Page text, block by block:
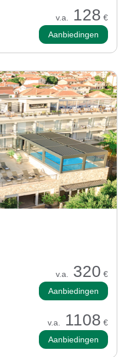
v.a. 128 €
Aanbiedingen
v.a. 320 €
Aanbiedingen
v.a. 1108 €
Aanbiedingen